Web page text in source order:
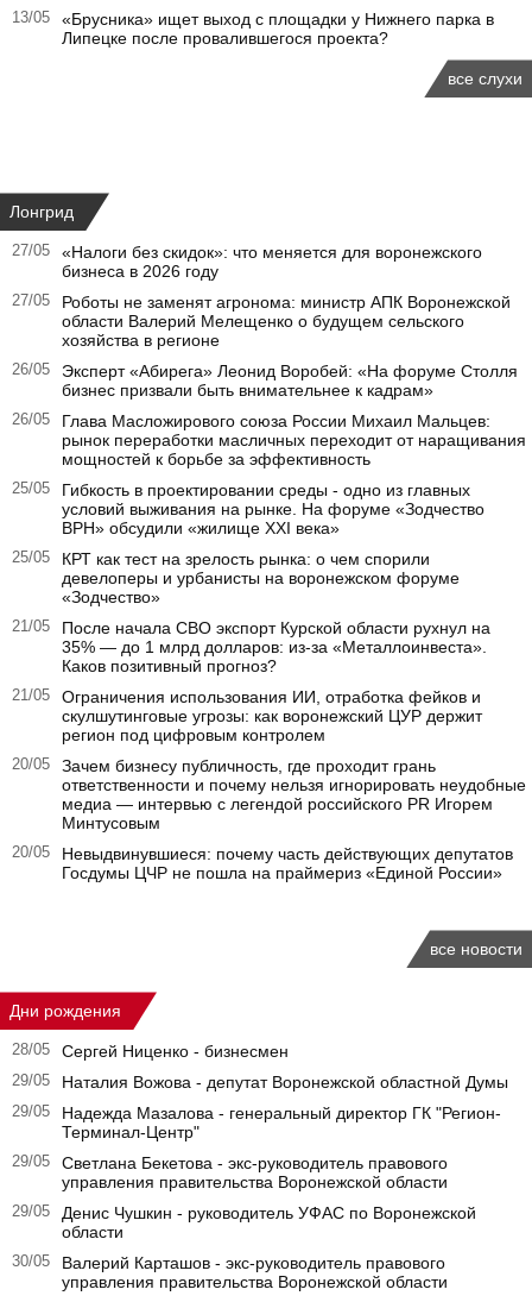
13/05
«Брусника» ищет выход с площадки у Нижнего парка в
Липецке после провалившегося проекта?
все слухи
Лонгрид
27/05
«Налоги без скидок»: что меняется для воронежского
бизнеса в 2026 году
27/05
Роботы не заменят агронома: министр АПК Воронежской
области Валерий Мелещенко о будущем сельского
хозяйства в регионе
26/05
Эксперт «Абирега» Леонид Воробей: «На форуме Столля
бизнес призвали быть внимательнее к кадрам»
26/05
Глава Масложирового союза России Михаил Мальцев:
рынок переработки масличных переходит от наращивания
мощностей к борьбе за эффективность
25/05
Гибкость в проектировании среды - одно из главных
условий выживания на рынке. На форуме «Зодчество
ВРН» обсудили «жилище XXI века»
25/05
КРТ как тест на зрелость рынка: о чем спорили
девелоперы и урбанисты на воронежском форуме
«Зодчество»
21/05
После начала СВО экспорт Курской области рухнул на
35% — до 1 млрд долларов: из-за «Металлоинвеста».
Каков позитивный прогноз?
21/05
Ограничения использования ИИ, отработка фейков и
скулшутинговые угрозы: как воронежский ЦУР держит
регион под цифровым контролем
20/05
Зачем бизнесу публичность, где проходит грань
ответственности и почему нельзя игнорировать неудобные
медиа — интервью с легендой российского PR Игорем
Минтусовым
20/05
Невыдвинувшиеся: почему часть действующих депутатов
Госдумы ЦЧР не пошла на праймериз «Единой России»
все новости
Дни рождения
28/05 Сергей Ниценко - бизнесмен
29/05 Наталия Вожова - депутат Воронежской областной Думы
29/05
Надежда Мазалова - генеральный директор ГК "Регион-
Терминал-Центр"
29/05
Светлана Бекетова - экс-руководитель правового
управления правительства Воронежской области
29/05
Денис Чушкин - руководитель УФАС по Воронежской
области
30/05
Валерий Карташов - экс-руководитель правового
управления правительства Воронежской области